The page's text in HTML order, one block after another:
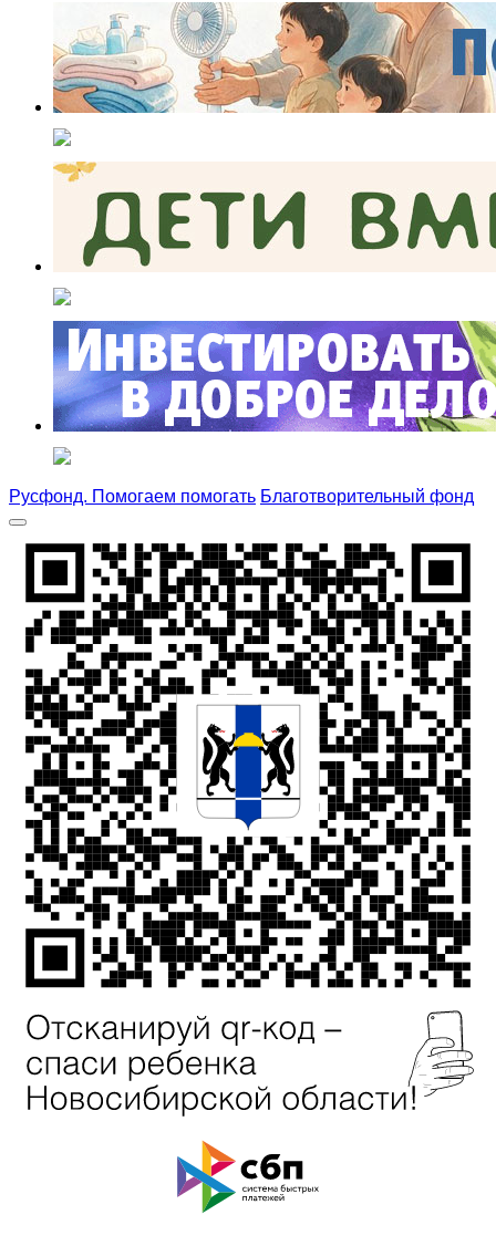
Русфонд. Помогаем помогать Благотворительный фонд